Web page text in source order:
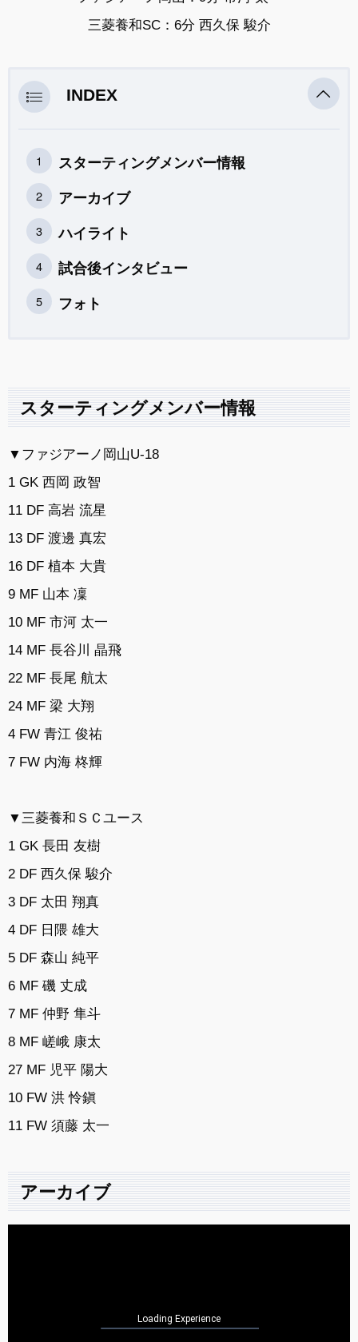
三菱養和SC：6分 西久保 駿介
INDEX
スターティングメンバー情報
アーカイブ
ハイライト
試合後インタビュー
フォト
スターティングメンバー情報
▼ファジアーノ岡山U-18
1 GK 西岡 政智
11 DF 高岩 流星
13 DF 渡邊 真宏
16 DF 植本 大貴
9 MF 山本 凜
10 MF 市河 太一
14 MF 長谷川 晶飛
22 MF 長尾 航太
24 MF 梁 大翔
4 FW 青江 俊祐
7 FW 内海 柊輝
▼三菱養和ＳＣユース
1 GK 長田 友樹
2 DF 西久保 駿介
3 DF 太田 翔真
4 DF 日隈 雄大
5 DF 森山 純平
6 MF 磯 丈成
7 MF 仲野 隼斗
8 MF 嵯峨 康太
27 MF 児平 陽大
10 FW 洪 怜鎭
11 FW 須藤 太一
アーカイブ